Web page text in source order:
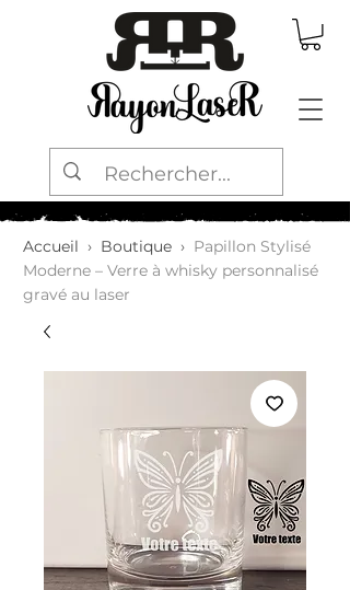
Accueil › Boutique › Papillon Stylisé
Moderne – Verre à whisky personnalisé
gravé au laser